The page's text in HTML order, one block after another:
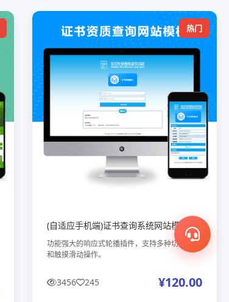
热门
(自适应手机端)证书查询系统网站模板
功能强大的响应式轮播插件，支持多种切换效果
和触摸滑动操作。
3456 245 ¥120.00